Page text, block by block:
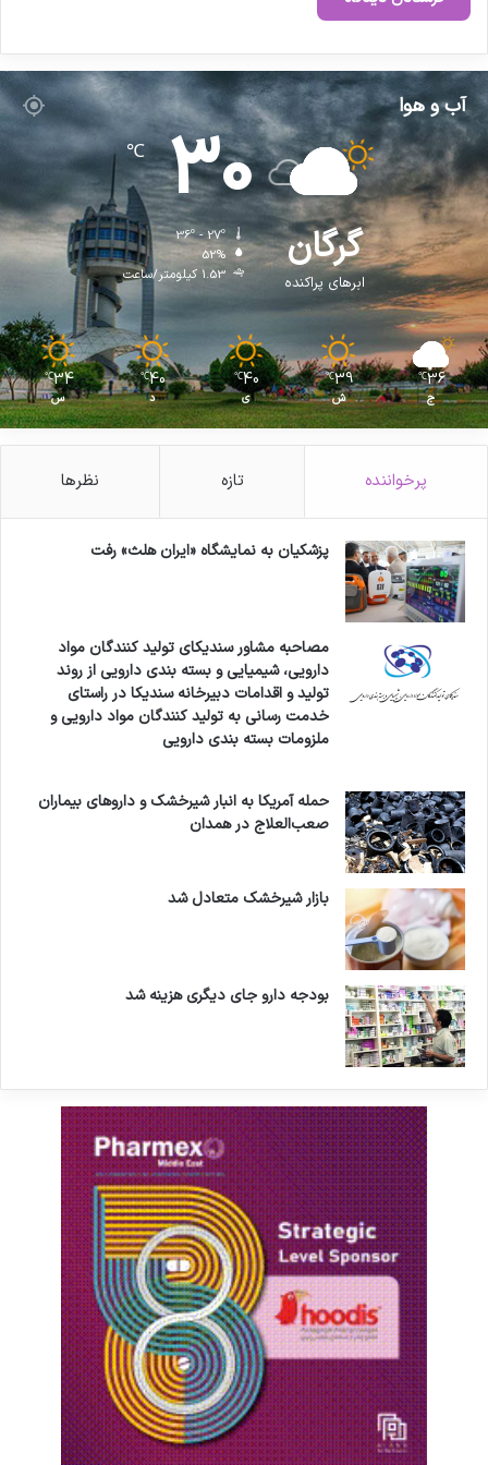
آب و هوا
گرگان
ابرهای پراکنده
30
℃
36º - 27º
52%
1.53 کیلومتر/ساعت
36
℃
ج
39
℃
ش
40
℃
ی
40
℃
د
34
℃
س
پرخواننده تازه نظرها
پزشکیان به نمایشگاه «ایران هلث» رفت
مصاحبه مشاور سندیکای تولید کنندگان مواد
دارویی، شیمیایی و بسته بندی دارویی از روند
تولید و اقدامات دبیرخانه سندیکا در راستای
خدمت رسانی به تولید کنندگان مواد دارویی و
ملزومات بسته بندی دارویی
حمله آمریکا به انبار شیرخشک و داروهای بیماران
صعب‌العلاج در همدان
بازار شیرخشک متعادل شد
بودجه دارو جای دیگری هزینه شد